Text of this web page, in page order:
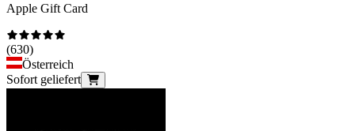
Apple Gift Card
(630)
Österreich
Sofort geliefert